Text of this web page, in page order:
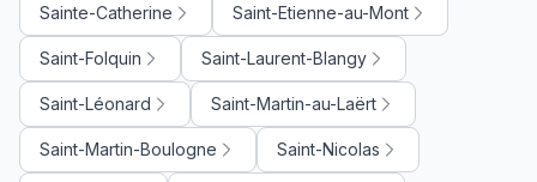
Sainte-Catherine Saint-Etienne-au-Mont
Saint-Folquin Saint-Laurent-Blangy
Saint-Léonard Saint-Martin-au-Laërt
Saint-Martin-Boulogne Saint-Nicolas